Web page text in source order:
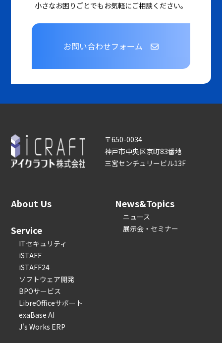
小さなお困りごとでもお気軽にご相談ください。
お問い合わせフォーム
〒650-0034
神戸市中央区京町83番地
三宮センチュリービル13F
About Us
Service
ITセキュリティ
iSTAFF
iSTAFF24
ソフトウェア開発
BPOサービス
LibreOfficeサポート
exaBase AI
J's Works ERP
News&Topics
ニュース
展示会・セミナー